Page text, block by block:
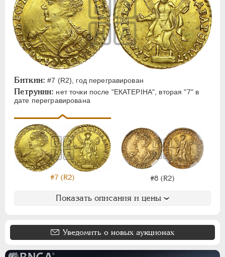
Биткин: #7 (R2), год перегравирован
Петрунин: нет точки после "ЕКАТЕРIНА", вторая "7" в
дате перегравирована
#7 (R2) #8 (R2)
Показать описания и цены
Уведомить о новых аукционах